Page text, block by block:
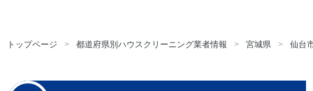
トップページ 都道府県別ハウスクリーニング業者情報 宮城県 仙台